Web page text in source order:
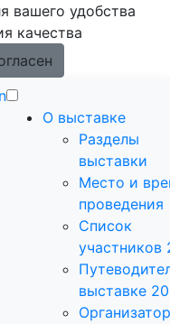
вашего удобства
качества
О выставке
Разделы
выставки
Место и
проведения
Список
участников
выставке